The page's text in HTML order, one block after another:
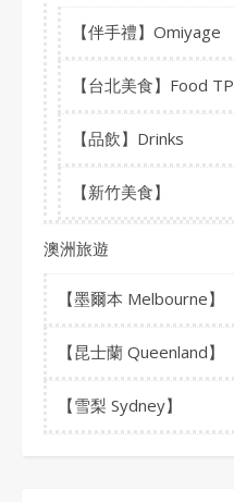
【伴手禮】Omiyage
【台北美食】Food TP
【品飲】Drinks
【新竹美食】
澳洲旅遊
【墨爾本 Melbourne】
【昆士蘭 Queenland】
【雪梨 Sydney】